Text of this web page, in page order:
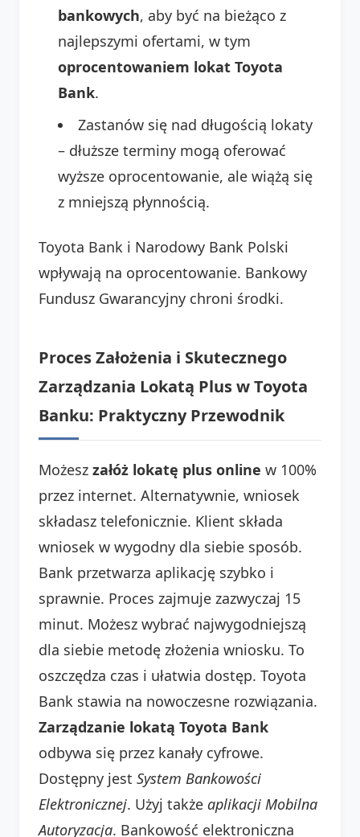
bankowych, aby być na bieżąco z
najlepszymi ofertami, w tym
oprocentowaniem lokat Toyota
Bank.
Zastanów się nad długością lokaty
– dłuższe terminy mogą oferować
wyższe oprocentowanie, ale wiążą się
z mniejszą płynnością.
Toyota Bank i Narodowy Bank Polski
wpływają na oprocentowanie. Bankowy
Fundusz Gwarancyjny chroni środki.
Proces Założenia i Skutecznego
Zarządzania Lokatą Plus w Toyota
Banku: Praktyczny Przewodnik
Możesz załóż lokatę plus online w 100%
przez internet. Alternatywnie, wniosek
składasz telefonicznie. Klient składa
wniosek w wygodny dla siebie sposób.
Bank przetwarza aplikację szybko i
sprawnie. Proces zajmuje zazwyczaj 15
minut. Możesz wybrać najwygodniejszą
dla siebie metodę złożenia wniosku. To
oszczędza czas i ułatwia dostęp. Toyota
Bank stawia na nowoczesne rozwiązania.
Zarządzanie lokatą Toyota Bank
odbywa się przez kanały cyfrowe.
Dostępny jest System Bankowości
Elektronicznej. Użyj także aplikacji Mobilna
Autoryzacja. Bankowość elektroniczna